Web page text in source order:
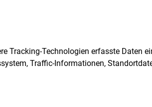
Tracking-Technologien erfasste Daten
Traffic-Informationen,